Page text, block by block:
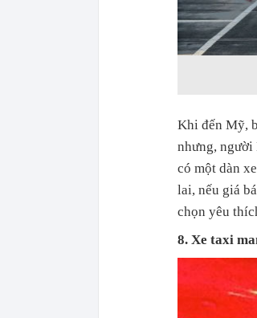
Khi đến Mỹ,
nhưng, người
có một dàn
lai, nếu giá
chọn yêu
8. Xe taxi